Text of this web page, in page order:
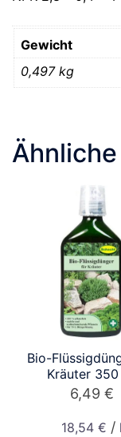
Gewicht
0,497 kg
Bio-
Kräuter
6,49 €
18,54 € / l